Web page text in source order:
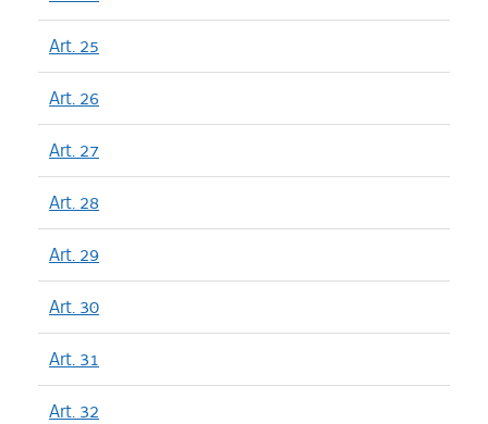
Art. 25
Art. 26
Art. 27
Art. 28
Art. 29
Art. 30
Art. 31
Art. 32